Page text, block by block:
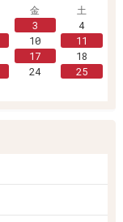
金
土
3
4
10
11
17
18
24
25